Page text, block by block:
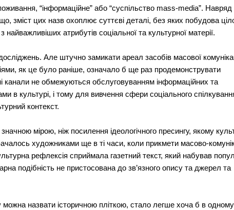
“інформаційне” або “суспільство mass-media”. Навряд
цих назв охоплює суттєві деталі, без яких побудова
атрибутів соціальної та культурної матерії.
Але штучно замикати ареал засобів масової
як це було раніше, означало б ще раз продемонструвати
канали не обмежуються обслуговуванням інформаційних та
культурі, і тому для вивчення сфери соціального
контекст.
мірою, ніж посилення ідеологічного пресингу, якому
художниками ще в ті часи, коли прикмети масово-
рефлексія сприймала газетний текст, який набував
подібність не пристосована до зв’язного опису та джерел та
можна назвати історичною пліткою, стало легше хоча б в одному